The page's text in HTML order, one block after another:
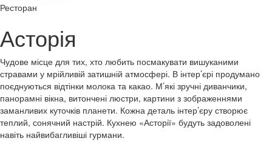
Ресторан
Асторія
Чудове місце для тих, хто любить посмакувати вишуканими
стравами у мрійливій затишній атмосфері. В інтер’єрі продумано
поєднуються відтінки молока та какао. М’які зручні диванчики,
панорамні вікна, витончені люстри, картини з зображеннями
заманливих куточків планети. Кожна деталь інтер’єру створює
теплий, сонячний настрій. Кухнею «Асторії» будуть задоволені
навіть найвибагливіші гурмани.